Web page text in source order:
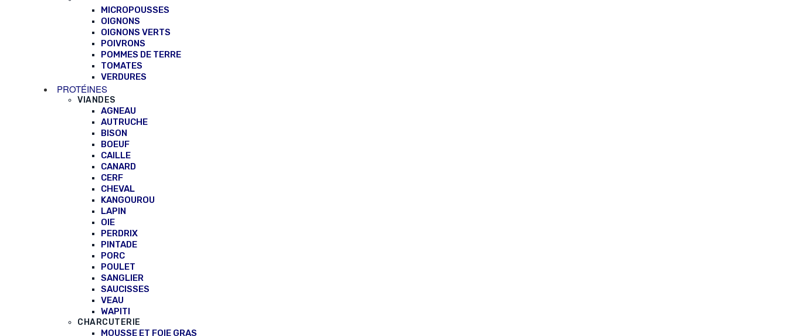
MICROPOUSSES
OIGNONS
OIGNONS VERTS
POIVRONS
POMMES DE TERRE
TOMATES
VERDURES
PROTÉINES
VIANDES
AGNEAU
AUTRUCHE
BISON
BOEUF
CAILLE
CANARD
CERF
CHEVAL
KANGOUROU
LAPIN
OIE
PERDRIX
PINTADE
PORC
POULET
SANGLIER
SAUCISSES
VEAU
WAPITI
CHARCUTERIE
MOUSSE ET FOIE GRAS